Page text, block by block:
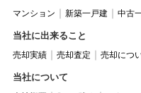
マンション 新築一戸建 中古
当社に出来ること
売却実績 売却査定 売却につ
当社について